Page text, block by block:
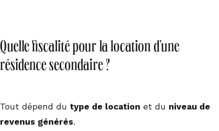
Quelle fiscalité pour la location d’une
résidence secondaire ?
Tout dépend du type de location et du niveau de
revenus générés.